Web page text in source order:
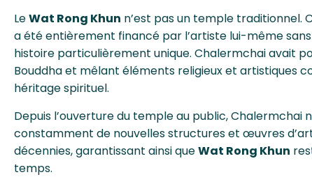
LeWat Rong Khun n’est pas un temple traditionnel.
a été entièrement financé par l’artiste lui-même
histoire particulièrement unique. Chalermchai avait
Bouddha et mêlant éléments religieux et artistiques
héritage spirituel.
Depuis l’ouverture du temple au public, Chalermchai
constamment de nouvelles structures et œuvres
décennies, garantissant ainsi queWat Rong Khun
temps.